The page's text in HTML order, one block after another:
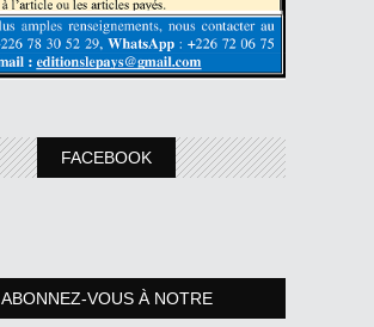
FACEBOOK
ABONNEZ-VOUS À NOTRE